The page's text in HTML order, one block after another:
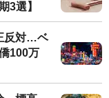
3選】
反対…ベ
100万